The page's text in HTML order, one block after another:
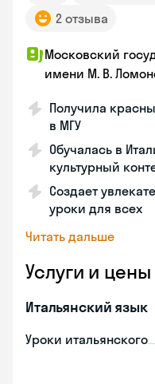
2 отзыва
Московский
имени М. В.
Получила
в МГУ
Обучалась в
культурный
Создает
уроки для всех
Читать дальше
Услуги и цены
Итальянский язык
Уроки итальянского